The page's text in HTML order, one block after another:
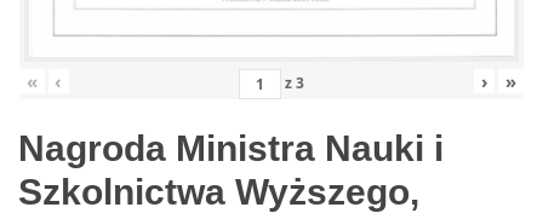
« ‹ z3 › »
Nagroda Ministra Nauki i
Szkolnictwa Wyższego,